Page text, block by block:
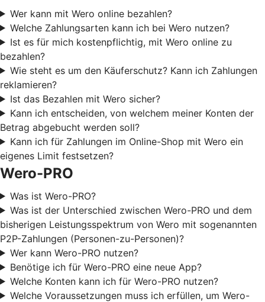
Wer kann mit Wero online bezahlen?
Welche Zahlungsarten kann ich bei Wero nutzen?
Ist es für mich kostenpflichtig, mit Wero online zu
bezahlen?
Wie steht es um den Käuferschutz? Kann ich Zahlungen
reklamieren?
Ist das Bezahlen mit Wero sicher?
Kann ich entscheiden, von welchem meiner Konten der
Betrag abgebucht werden soll?
Kann ich für Zahlungen im Online-Shop mit Wero ein
eigenes Limit festsetzen?
Wero-PRO
Was ist Wero-PRO?
Was ist der Unterschied zwischen Wero-PRO und dem
bisherigen Leistungsspektrum von Wero mit sogenannten
P2P-Zahlungen (Personen-zu-Personen)?
Wer kann Wero-PRO nutzen?
Benötige ich für Wero-PRO eine neue App?
Welche Konten kann ich für Wero-PRO nutzen?
Welche Voraussetzungen muss ich erfüllen, um Wero-